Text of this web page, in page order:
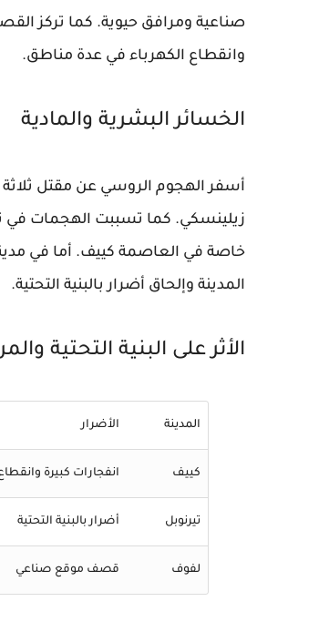
صناعية ومرافق حيوية. كما تركز
وانقطاع الكهرباء في عدة مناطق.
الخسائر البشرية والمادية
زيلينسكي. كما تسببت الهجمات في
خاصة في العاصمة كييف. أما في
المدينة وإلحاق أضرار بالبنية التحتية.
الأثر على البنية التحتية
المدينة الأضرار
كييف انفجارات كبيرة
تيرنوبل أضرار بالبنية التحتية
لفوف قصف موقع صناعي